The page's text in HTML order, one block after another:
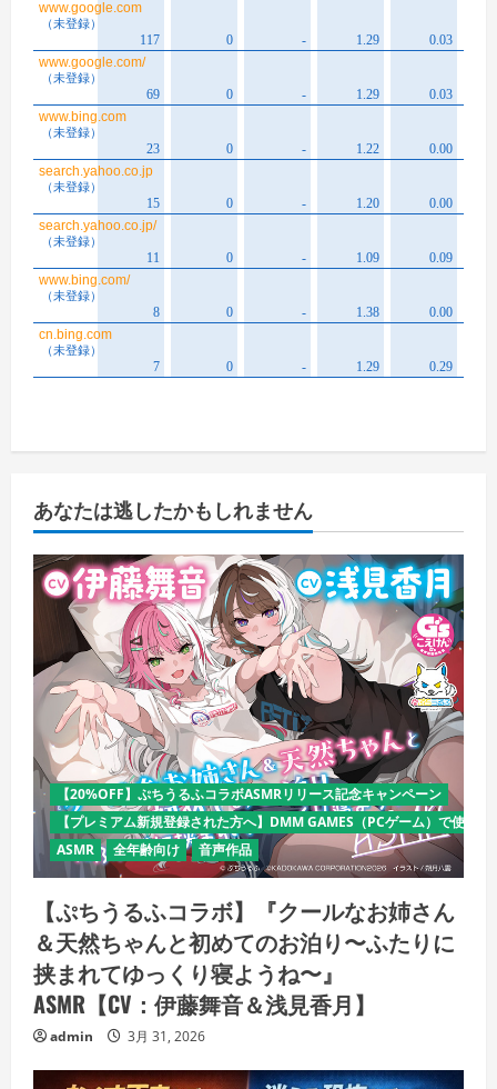
あなたは逃したかもしれません
【20%OFF】ぷちうるふコラボASMRリリース記念キャンペーン
【プレミアム新規登録された方へ】DMM GAMES（PCゲーム）で使え
ASMR
全年齢向け 音声作品
【ぷちうるふコラボ】『クールなお姉さん
＆天然ちゃんと初めてのお泊り〜ふたりに
挟まれてゆっくり寝ようね〜』
ASMR【CV：伊藤舞音＆浅見香月】
admin 3月 31, 2026